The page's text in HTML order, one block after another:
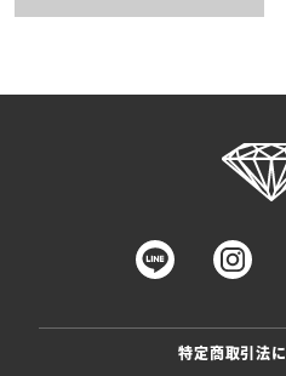
特定商取引法